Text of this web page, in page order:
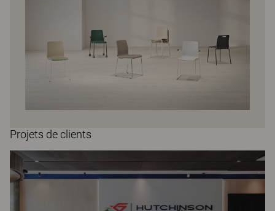
Projets de clients